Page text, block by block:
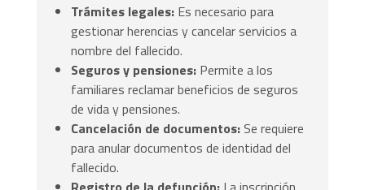
Trámites legales: Es necesario para
gestionar herencias y cancelar servicios a
nombre del fallecido.
Seguros y pensiones: Permite a los
familiares reclamar beneficios de seguros
de vida y pensiones.
Cancelación de documentos: Se requiere
para anular documentos de identidad del
fallecido.